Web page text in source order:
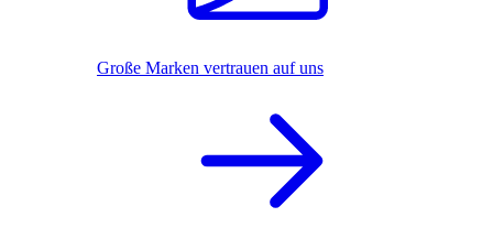
Große Marken vertrauen auf uns